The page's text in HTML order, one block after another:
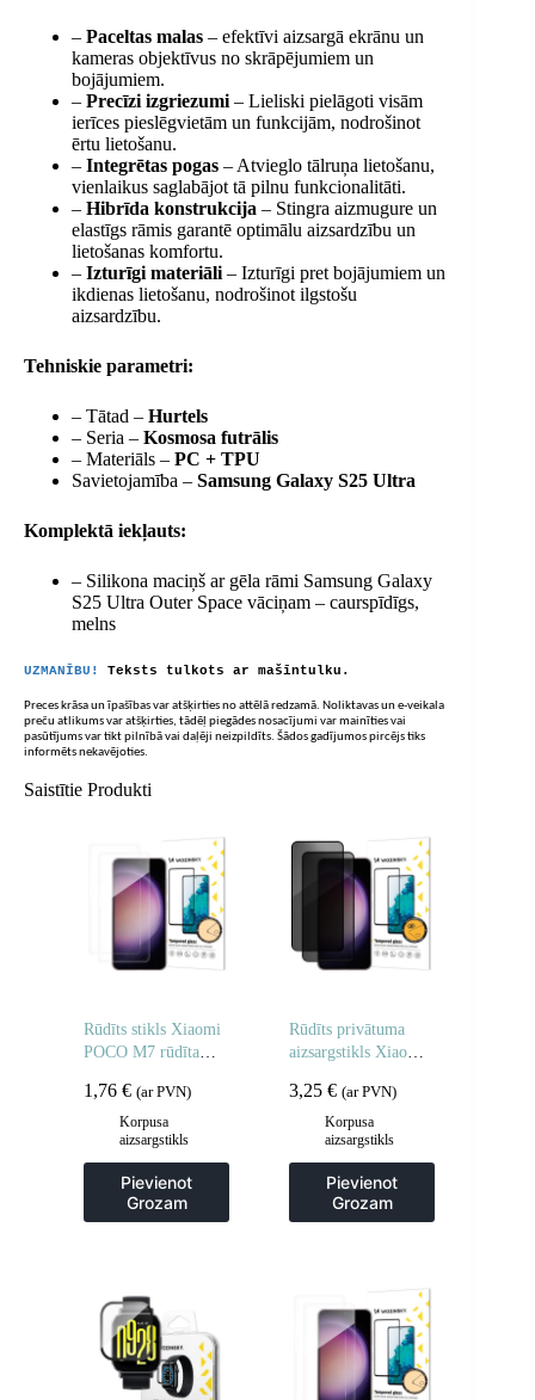
– Paceltas malas – efektīvi aizsargā ekrānu un
kameras objektīvus no skrāpējumiem un
bojājumiem.
– Precīzi izgriezumi – Lieliski pielāgoti visām
ierīces pieslēgvietām un funkcijām, nodrošinot
ērtu lietošanu.
– Integrētas pogas – Atvieglo tālruņa lietošanu,
vienlaikus saglabājot tā pilnu funkcionalitāti.
– Hibrīda konstrukcija – Stingra aizmugure un
elastīgs rāmis garantē optimālu aizsardzību un
lietošanas komfortu.
– Izturīgi materiāli – Izturīgi pret bojājumiem un
ikdienas lietošanu, nodrošinot ilgstošu
aizsardzību.
Tehniskie parametri:
– Tātad – Hurtels
– Seria – Kosmosa futrālis
– Materiāls – PC + TPU
Savietojamība – Samsung Galaxy S25 Ultra
Komplektā iekļauts:
– Silikona maciņš ar gēla rāmi Samsung Galaxy
S25 Ultra Outer Space vāciņam – caurspīdīgs,
melns
UZMANĪBU! Teksts tulkots ar mašīntulku.
Preces krāsa un īpašības var atšķirties no attēlā redzamā. Noliktavas un e-veikala
preču atlikums var atšķirties, tādēļ piegādes nosacījumi var mainīties vai
pasūtījums var tikt pilnībā vai daļēji neizpildīts. Šādos gadījumos pircējs tiks
informēts nekavējoties.
Saistītie Produkti
Rūdīts stikls Xiaomi
POCO M7 rūdīta
2 gab.
1,76 € (ar PVN)
Korpusa
aizsargstikls
Pievienot
Grozam
Rūdīts privātuma
aizsargstikls Xiaomi
Note 14 4G
privātuma
aizsardzībai – 2 gab.
3,25€ (ar PVN)
Korpusa
aizsargstikls
Pievienot
Grozam